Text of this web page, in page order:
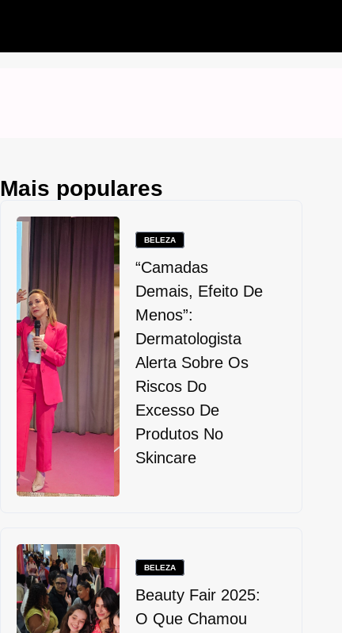
Mais populares
BELEZA
“Camadas
Demais, Efeito De
Menos”:
Dermatologista
Alerta Sobre Os
Riscos Do
Excesso De
Produtos No
Skincare
BELEZA
Beauty Fair 2025:
O Que Chamou